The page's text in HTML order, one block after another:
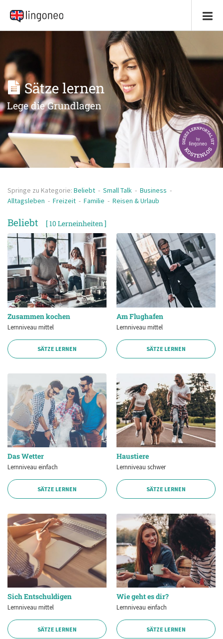
Sätze lernen
Lege die Grundlagen
Springe zu Kategorie: Beliebt - Small Talk - Business -
Alltagsleben - Freizeit - Familie - Reisen & Urlaub
Beliebt [ 10 Lerneinheiten ]
Zusammen kochen
Lernniveau mittel
SÄTZE LERNEN
Am Flughafen
Lernniveau mittel
SÄTZE LERNEN
Das Wetter
Lernniveau einfach
SÄTZE LERNEN
Haustiere
Lernniveau schwer
SÄTZE LERNEN
Sich Entschuldigen
Lernniveau mittel
SÄTZE LERNEN
Wie geht es dir?
Lernniveau einfach
SÄTZE LERNEN